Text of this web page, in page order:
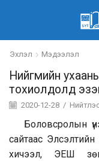
Эхлэл Мэдээлэл
Нийгмийн
тохиолдолд
2020-12-28 /
Боловсролын
сайтаас
хичээл, ЭЕШ